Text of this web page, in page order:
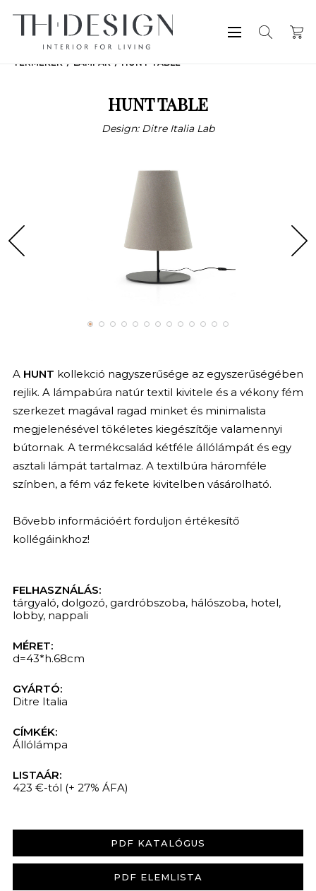
TERMÉKEK LÁMPÁK HUNT TABLE
HUNT TABLE
Design: Ditre Italia Lab
A HUNT kollekció nagyszerűsége az egyszerűségében
rejlik. A lámpabúra natúr textil kivitele és a vékony fém
szerkezet magával ragad minket és minimalista
megjelenésével tökéletes kiegészítője valamennyi
bútornak. A termékcsalád kétféle állólámpát és egy
asztali lámpát tartalmaz. A textilbúra háromféle
színben, a fém váz fekete kivitelben vásárolható.
Bővebb információért forduljon értékesítő
kollégáinkhoz!
FELHASZNÁLÁS:
tárgyaló, dolgozó, gardróbszoba, hálószoba, hotel,
lobby, nappali
MÉRET:
d=43*h.68cm
GYÁRTÓ:
Ditre Italia
CÍMKÉK:
Állólámpa
LISTAÁR:
423 €-tól (+ 27% ÁFA)
PDF KATALÓGUS
PDF ELEMLISTA